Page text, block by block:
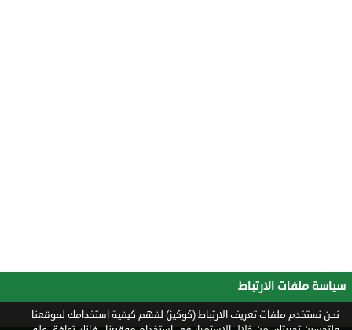
سياسة ملفات الارتباط
نحن نستخدم ملفات تعريف الارتباط (كوكيز) لفهم كيفية استخدامك لموقعنا